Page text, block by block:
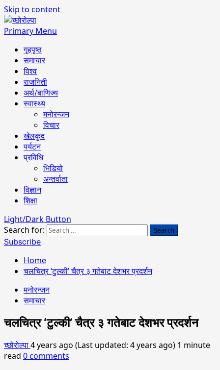
Skip to content
Primary Menu
गृहपृष्ठ
समाचार
विश्व
राजनिती
अर्थ/बाणिज्य
स्वास्थ्य
मनोरन्जन
विचार
खेलकुद
पर्यटन
प्रविधि
भिडियो
अन्तर्वाता
विज्ञान
शिक्षा
Light/Dark Button
Search for:
Subscribe
Home
चलचित्र ‘टुल्की’ चैत्र ३ गतेबाट देशभर प्रदर्शन
मनोरन्जन
समाचार
चलचित्र ‘टुल्की’ चैत्र ३ गतेबाट देशभर प्रदर्शन
च्छोरोल्पा4 years ago (Last updated: 4 years ago) 1 minute
read 0 comments